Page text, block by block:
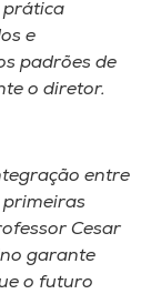
prática
e
padrões de
o diretor.
entre
primeiras
Cesar
garante
o futuro